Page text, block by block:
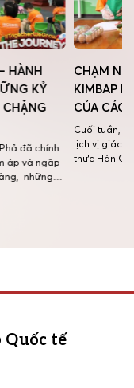
HÀNH
KỶ
CHẶNG
đã chính
áp và ngập
những
CHẠM
KIMBAP
CỦA CÁC
Cuối tuần,
lịch vị giác”
thực Hàn
tế